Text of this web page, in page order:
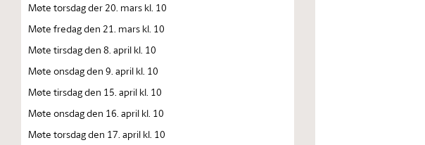
Møte torsdag der 20. mars kl. 10
Møte fredag den 21. mars kl. 10
Møte tirsdag den 8. april kl. 10
Møte onsdag den 9. april kl. 10
Møte tirsdag den 15. april kl. 10
Møte onsdag den 16. april kl. 10
Møte torsdag den 17. april kl. 10